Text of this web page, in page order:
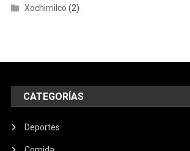
Xochimilco (2)
CATEGORÍAS
Deportes